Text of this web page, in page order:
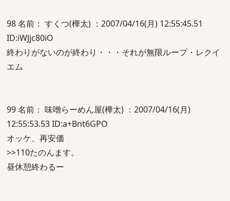
98 名前： すくつ(樺太) ：2007/04/16(月) 12:55:45.51
ID:iWJjc80iO
終わりがないのが終わり・・・それが無限ループ・レクイ
エム
99 名前： 味噌らーめん屋(樺太) ：2007/04/16(月)
12:55:53.53 ID:a+Bnt6GPO
オッケ、再安価
>>110たのんます。
昼休憩終わるー